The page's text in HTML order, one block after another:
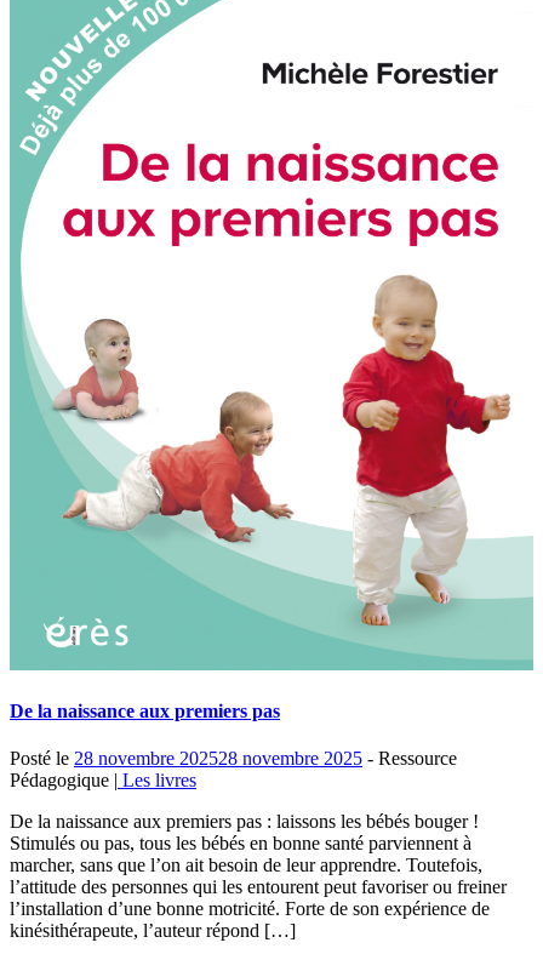
De la naissance aux premiers pas
Posté le 28 novembre 202528 novembre 2025 - Ressource
Pédagogique | Les livres
De la naissance aux premiers pas : laissons les bébés bouger !
Stimulés ou pas, tous les bébés en bonne santé parviennent à
marcher, sans que l’on ait besoin de leur apprendre. Toutefois,
l’attitude des personnes qui les entourent peut favoriser ou freiner
l’installation d’une bonne motricité. Forte de son expérience de
kinésithérapeute, l’auteur répond […]